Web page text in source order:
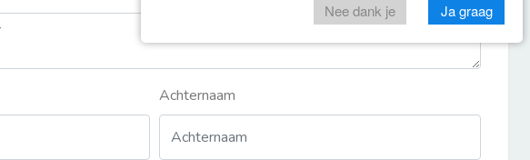
Achternaam
Nee dank je Ja graag